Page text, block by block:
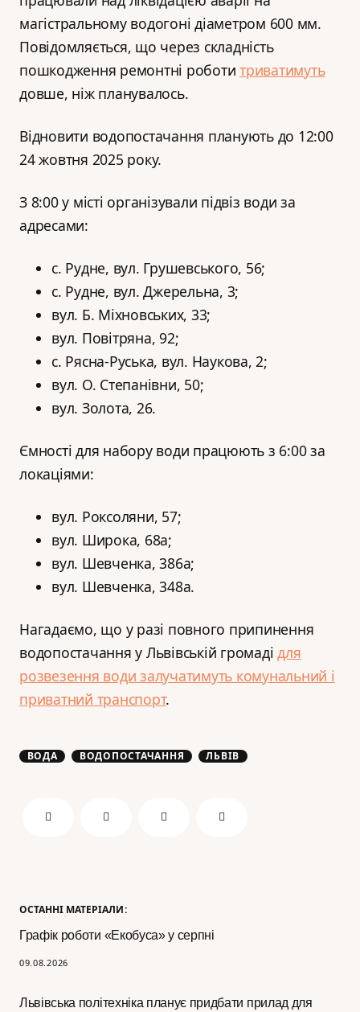
ОСТАННІ МАТЕРІАЛИ:
Графік роботи «Екобуса» у серпні
09.08.2026
Львівська політехніка планує придбати прилад для
магістральному водогоні діаметром 600 мм.
Повідомляється, що через складність
пошкодження ремонтні роботитриватимуть
довше, ніж планувалось.
Відновити водопостачання планують до 12:00
24 жовтня 2025 року.
З 8:00 у місті організували підвіз води за
адресами:
с. Рудне, вул. Грушевського, 56;
с. Рудне, вул. Джерельна, 3;
вул. Б. Міхновських, 33;
вул. Повітряна, 92;
с. Рясна-Руська, вул. Наукова, 2;
вул. О. Степанівни, 50;
вул. Золота, 26.
Ємності для набору води працюють з 6:00 за
локаціями:
вул. Роксоляни, 57;
вул. Широка, 68а;
вул. Шевченка, 386а;
вул. Шевченка, 348а.
Нагадаємо, що у разі повного припинення
водопостачання у Львівській громадідля
розвезення води залучатимуть комунальний і
приватний транспорт.
ВОДА ВОДОПОСТАЧАННЯ ЛЬВІВ